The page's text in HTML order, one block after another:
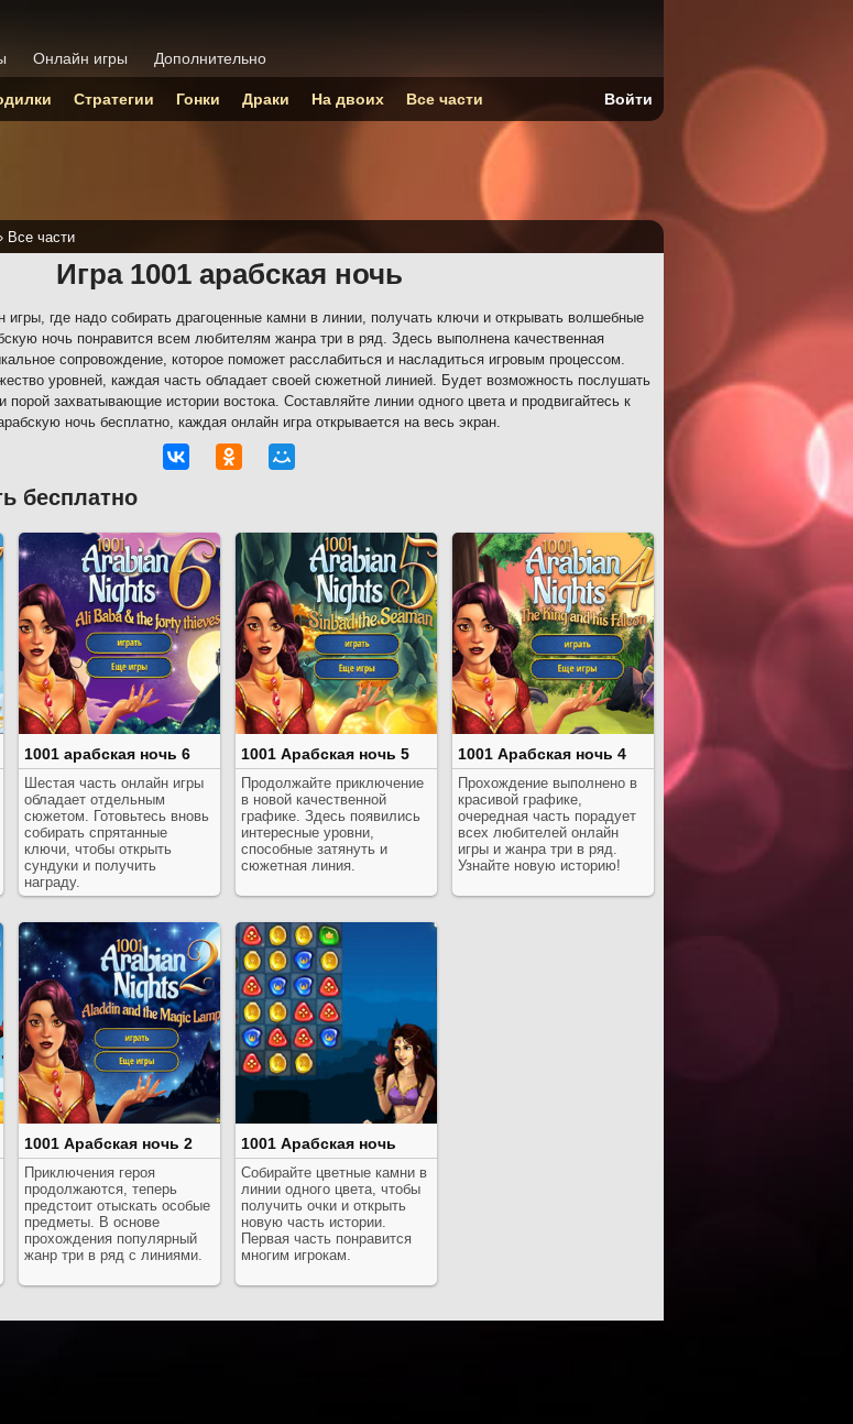
Все части
Игра 1001 арабская ночь
игры, где надо собирать драгоценные камни в линии, получать ключи и открывать волшебные
ночь понравится всем любителям жанра три в ряд. Здесь выполнена качественная
сопровождение, которое поможет расслабиться и насладиться игровым процессом.
уровней, каждая часть обладает своей сюжетной линией. Будет возможность послушать
порой захватывающие истории востока. Составляйте линии одного цвета и продвигайтесь к
ночь бесплатно, каждая онлайн игра открывается на весь экран.
бесплатно
1001 арабская ночь 6
Шестая часть онлайн игры
обладает отдельным
сюжетом. Готовьтесь вновь
собирать спрятанные
ключи, чтобы открыть
сундуки и получить
награду.
1001 Арабская ночь 5
Продолжайте приключение
в новой качественной
графике. Здесь появились
интересные уровни,
способные затянуть и
сюжетная линия.
1001 Арабская ночь 4
Прохождение выполнено в
красивой графике,
очередная часть порадует
всех любителей онлайн
игры и жанра три в ряд.
Узнайте новую историю!
1001 Арабская ночь 2
Приключения героя
продолжаются, теперь
предстоит отыскать особые
предметы. В основе
прохождения популярный
жанр три в ряд с линиями.
1001 Арабская ночь
Собирайте цветные камни в
линии одного цвета, чтобы
получить очки и открыть
новую часть истории.
Первая часть понравится
многим игрокам.
Онлайн игры Дополнительно
Стратегии Гонки Драки На двоих Все части Войти